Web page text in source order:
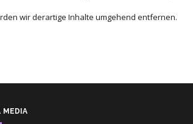
wir derartige Inhalte umgehend entfernen.
MEDIA